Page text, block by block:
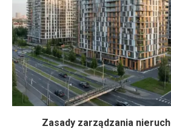
Zasady zarządzania